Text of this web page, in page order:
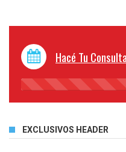
Hacé Tu
EXCLUSIVOS HEADER